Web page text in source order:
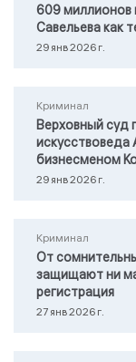
609 миллионов
Савельева как
29 янв 2026 г.
Криминал
Верховный суд
бизнесменом
29 янв 2026 г.
Криминал
От
защищают ни
регистрация
27 янв 2026 г.